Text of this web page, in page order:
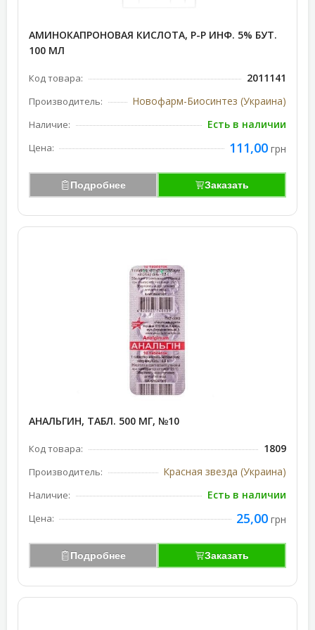
АМИНОКАПРОНОВАЯ КИСЛОТА, Р-Р ИНФ. 5% БУТ.
100 МЛ
Код товара: 2011141
Производитель: Новофарм-Биосинтез (Украина)
Наличие: Есть в наличии
Цена: 111,00 грн
Подробнее Заказать
АНАЛЬГИН, ТАБЛ. 500 МГ, №10
Код товара: 1809
Производитель: Красная звезда (Украина)
Наличие: Есть в наличии
Цена: 25,00 грн
Подробнее Заказать